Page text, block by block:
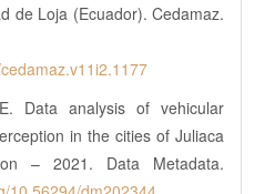
de Loja (Ecuador). Cedamaz.
Data analysis of vehicular
in the cities of Juliaca
– 2021. Data Metadata.